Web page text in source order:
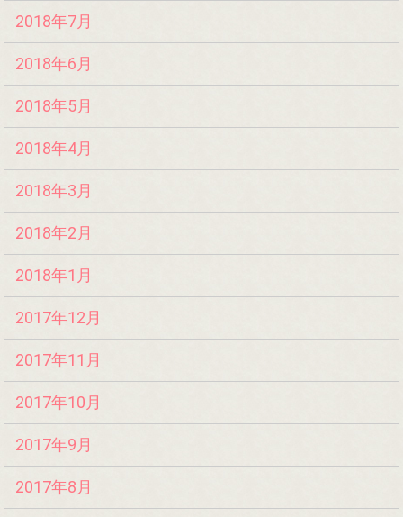
2018年7月
2018年6月
2018年5月
2018年4月
2018年3月
2018年2月
2018年1月
2017年12月
2017年11月
2017年10月
2017年9月
2017年8月